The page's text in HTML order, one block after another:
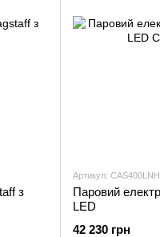
з
Артикул:
Паровий
LED
42 230 грн